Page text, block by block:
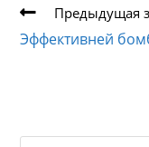
Еще
статьи
Предыдущая
Эффективней